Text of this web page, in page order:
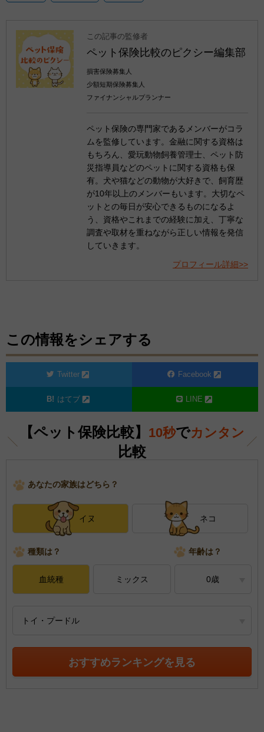
この記事の監修者
ペット保険比較のピクシー編集部
損害保険募集人
少額短期保険募集人
ファイナンシャルプランナー
ペット保険の専門家であるメンバーがコラ
ムを監修しています。金融に関する資格は
もちろん、愛玩動物飼養管理士、ペット防
災指導員などのペットに関する資格も保
有。犬や猫などの動物が大好きで、飼育歴
が10年以上のメンバーもいます。大切なペ
ットとの毎日が安心できるものになるよ
う、資格やこれまでの経験に加え、丁寧な
調査や取材を重ねながら正しい情報を発信
していきます。
プロフィール詳細>>
この情報をシェアする
Twitter Facebook
はてブ LINE
【ペット保険比較】 10秒でカンタン
比較
あなたの家族はどちら？
イヌ ネコ
種類は？ 年齢は？
血統種 ミックス 0歳
トイ・プードル
おすすめランキングを見る